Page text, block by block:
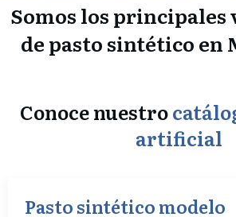
Somos los principales
de pasto sintético
Conoce nuestro
artificial
Pasto sintético modelo